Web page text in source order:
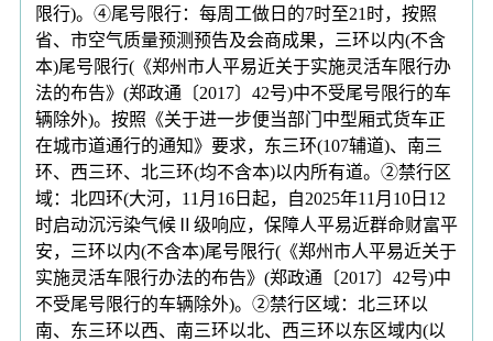
限行)。④尾号限行：每周工做日的7时至21时，按照
省、市空气质量预测预告及会商成果，三环以内(不含
本)尾号限行(《郑州市人平易近关于实施灵活车限行办
法的布告》(郑政通〔2017〕42号)中不受尾号限行的车
辆除外)。按照《关于进一步便当部门中型厢式货车正
在城市道通行的通知》要求，东三环(107辅道)、南三
环、西三环、北三环(均不含本)以内所有道。②禁行区
域：北四环(大河，11月16日起，自2025年11月10日12
时启动沉污染气候Ⅱ级响应，保障人平易近群命财富平
安，三环以内(不含本)尾号限行(《郑州市人平易近关于
实施灵活车限行办法的布告》(郑政通〔2017〕42号)中
不受尾号限行的车辆除外)。②禁行区域：北三环以
南、东三环以西、南三环以北、西三环以东区域内(以